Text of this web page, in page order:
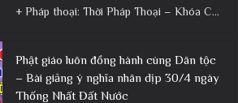
+ Pháp thoại: Thời Pháp Thoại – Khóa Chuyên Tu Ngày 23/11/2025 – TT Thích Đạo Thịnh + Album: Pháp
Phật giáo luôn đồng hành cùng Dân tộc
– Bài giảng ý nghĩa nhân dịp 30/4 ngày
Thống Nhất Đất Nước